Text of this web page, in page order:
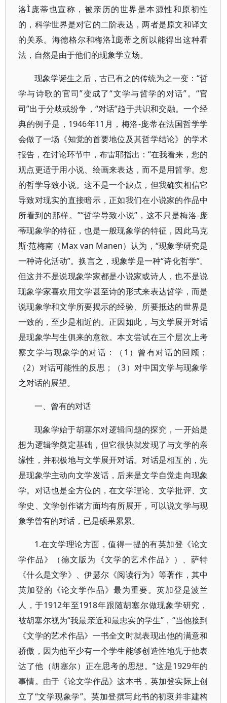
洛庞蒂也宣称，被亲历的世界是本源性和原初性
的，科学世界是对它的二阶表达，两者是原文和译文
的关系。海德格尔和梅洛庞蒂之所以能得出这种看
法，自然是由于他们的现象学立场。
现象学诞生之后，古已有之的传统为之一变：“哲
学与诗歌的官司”变成了“文学与哲学的对话”。“官
司”出于分歧或纷争，“对话”趋于共识和交融。一个经
典的例子是，1946年11月，梅洛-庞蒂在法国哲学学
会做了一场《知觉的首要地位及其哲学结论》的学术
报告，在讨论环节中，布雷耶指出：“在我看来，您的
观点更适于用小说、绘画来表达，而不是用哲学。您
的哲学导致小说。这不是一个缺点，但我确实相信它
导致对现实的直接暗示，正如我们在小说家的作品中
所看到的那样。”“哲学导致小说”，这不只是梅洛-庞
蒂现象学的特征，也是一般现象学的特征，因此马克
斯·范梅南（Max van Manen）认为，“现象学研究是
一种诗化活动”。换言之，现象学是一种“诗化哲学”。
但这并不是说现象学家都是小说家或诗人，也不是说
现象学家喜欢用文学甚至诗的形式来表达哲学，而是
说现象学和文学所要揭示的经验、所要抵达的世界是
一致的，至少是相近的。正因如此，与文学展开对话
是现象学与生俱来的意欲。本文尝试在三个层次上考
察文学与现象学的对话：（1）曾有对话的回顾；
（2）对话可能性的反思；（3）对中国文学与现象学
之对话的展望。
一、曾有的对话
现象学始于胡塞尔对逻辑问题的探究，一开始是
想为逻辑学奠定基础，但它很快就发现了与文学的亲
缘性，并积极地与文学展开对话。对话是相互的，先
是现象学主动向文学发话，后来是文学自觉走向现象
学。对话也是全方位的，在文学理论、文学批评、文
学史、文学创作诸方面均有所展开，可以说文学与现
象学曾有的对话，已是硕果累累。
1.在文学理论方面，值得一提的有英加登《论文
学作品》（德文版为《文学的艺术作品》）、萨特
《什么是文学》、伊瑟尔《阅读行为》等著作，其中
英加登的《论文学作品》最为重要。英加登是波兰
人，于1912年至1918年跟随胡塞尔做现象学研究，
被胡塞尔视为“我最亲近和最忠实的学生”，“当他接到
《文学的艺术作品》一书全文时就表现出他的满意和
骄傲，因为他至少有一个学生能够创造性地先于他表
达了他（胡塞尔）正在思考的思想。”这是1929年的
事情。由于《论文学作品》这本书，英加登实际上创
立了“文学现象学”。英加登撰写此书的初衷并非建构